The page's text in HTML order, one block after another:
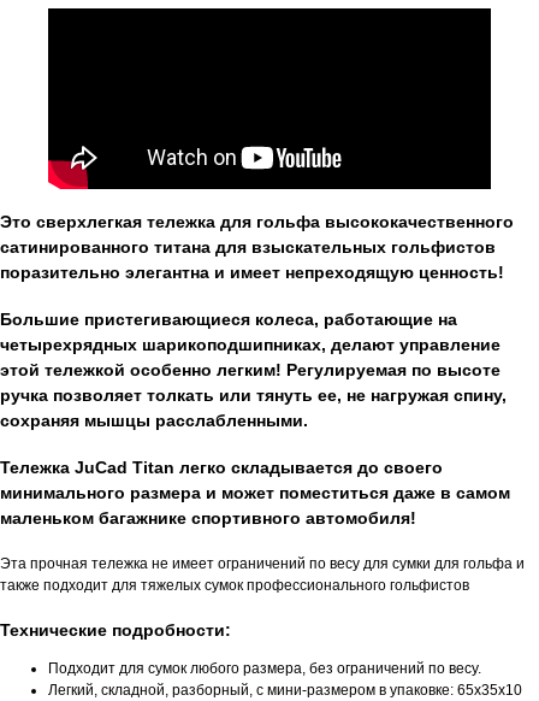
Это сверхлегкая тележка для гольфа высококачественного
сатинированного титана для взыскательных гольфистов
поразительно элегантна и имеет непреходящую ценность!
Большие пристегивающиеся колеса, работающие на
четырехрядных шарикоподшипниках, делают управление
этой тележкой особенно легким! Регулируемая по высоте
ручка позволяет толкать или тянуть ее, не нагружая спину,
сохраняя мышцы расслабленными.
Тележка JuCad Titan легко складывается до своего
минимального размера и может поместиться даже в самом
маленьком багажнике спортивного автомобиля!
Эта прочная тележка не имеет ограничений по весу для сумки для гольфа и
также подходит для тяжелых сумок профессионального гольфистов
Технические подробности:
Подходит для сумок любого размера, без ограничений по весу.
Легкий, складной, разборный, с мини-размером в упаковке: 65x35x10